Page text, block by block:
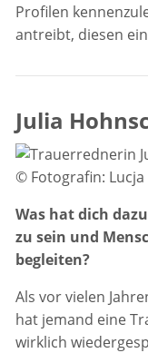
Profilen
antreibt, diesen
Julia
© Fotografin: Lucja
Was hat dich
zu sein und
begleiten?
Als vor vielen
hat jemand eine
wirklich